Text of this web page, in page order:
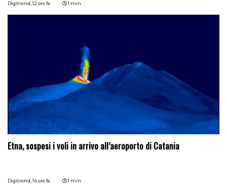
Digitrend,12 ore fa 1 min
Etna, sospesi i voli in arrivo all’aeroporto di Catania
Digitrend,14 ore fa 1 min